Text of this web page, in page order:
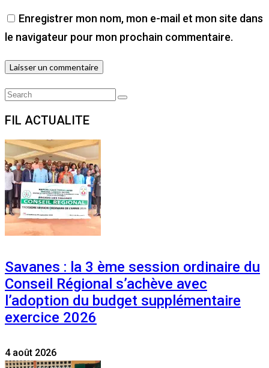
Enregistrer mon nom, mon e-mail et mon site dans
le navigateur pour mon prochain commentaire.
Search
Search
FIL ACTUALITE
Savanes : la 3 ème session ordinaire du
Conseil Régional s’achève avec
l’adoption du budget supplémentaire
exercice 2026
4 août 2026